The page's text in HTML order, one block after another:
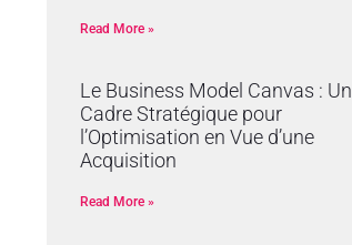
Read More »
Le Business Model Canvas : Un
Cadre Stratégique pour
l’Optimisation en Vue d’une
Acquisition
Read More »